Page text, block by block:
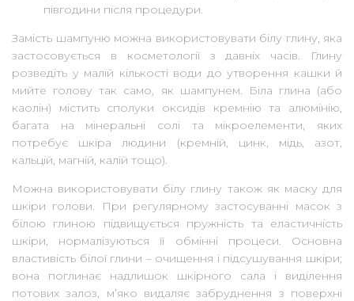
півгодини після процедури.
Замість шампуню можна використовувати білу глину, яка
застосовується в косметології з давніх часів. Глину
розведіть у малій кількості води до утворення кашки й
мийте голову так само, як шампунем. Біла глина (або
каолін) містить сполуки оксидів кремнію та алюмінію,
багата на мінеральні солі та мікроелементи, яких
потребує шкіра людини (кремній, цинк, мідь, азот,
кальцій, магній, калій тощо).
Можна використовувати білу глину також як маску для
шкіри голови. При регулярному застосуванні масок з
білою глиною підвищується пружність та еластичність
шкіри, нормалізуються її обмінні процеси. Основна
властивість білої глини – очищення і підсушування шкіри;
вона поглинає надлишок шкірного сала і виділення
потових залоз, м’яко видаляє забруднення з поверхні